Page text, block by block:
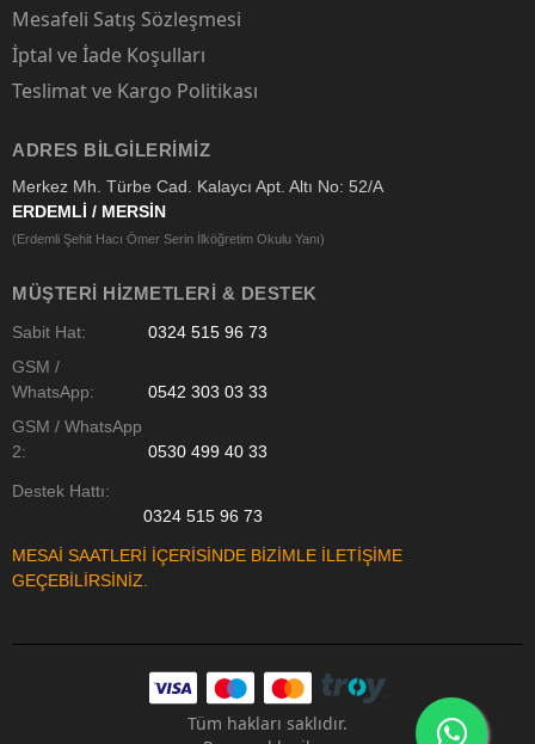
Mesafeli Satış Sözleşmesi
İptal ve İade Koşulları
Teslimat ve Kargo Politikası
ADRES BILGILERIMIZ
Merkez Mh. Türbe Cad. Kalaycı Apt. Altı No: 52/A
ERDEMLİ / MERSİN
(Erdemli Şehit Hacı Ömer Serin İlköğretim Okulu Yanı)
MÜŞTERI HIZMETLERI & DESTEK
Sabit Hat:
0324 515 96 73
GSM /
WhatsApp:
0542 303 03 33
GSM / WhatsApp
2:
0530 499 40 33
Destek Hattı:
0324 515 96 73
MESAİ SAATLERİ İÇERİSİNDE BİZİMLE İLETİŞİME
GEÇEBİLİRSİNİZ.
Tüm hakları saklıdır.